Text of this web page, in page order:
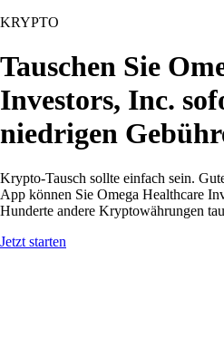
KRYPTO
Tauschen Sie
Investors, Inc.
niedrigen
Krypto-Tausch sollte einfach sein.
App können Sie Omega Healthcare
Hunderte andere Kryptowährungen
Jetzt starten